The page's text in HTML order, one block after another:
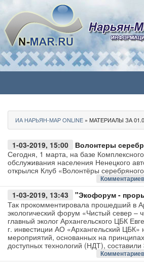
Политика
Бизнес
Общество
Культура
Медиа
Авто
ИА НАРЬЯН-МАР ONLINE » МАТЕРИАЛЫ ЗА
1-03-2019, 15:00
Волонтеры
Сегодня, 1 марта, на базе
обслуживания населения Ненецкого
открылся Клуб «Волонтёры
1-03-2019, 13:43
"Экофорум -
Так прокомментировала прошедший в
экологический форум «Чистый север –
главный эколог Архангельского ЦБК
г. инвестиции АО «Архангельский ЦБК»
мероприятий, основанных на
доступных технологий (НДТ), составили